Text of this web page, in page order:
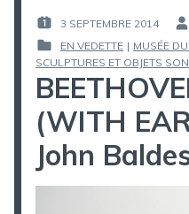
PUBLIÉ
LE :
3 SEPTEMBRE 2014
PUBLIÉ
DANS
EN VEDETTE | MUSÉE
SCULPTURES ET OBJETS
(WITH
John